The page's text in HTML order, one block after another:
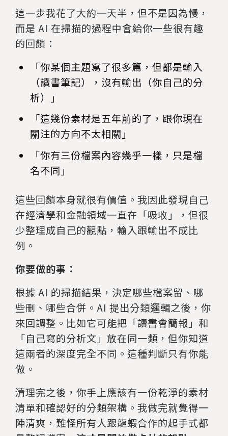
這一步我花了大約一天半，但不是因為慢，
而是 AI 在掃描的過程中會給你一些很有趣
的回饋：
「你某個主題寫了很多篇，但都是輸入
（讀書筆記），沒有輸出（你自己的分
析）」
「這幾份素材是五年前的了，跟你現在
關注的方向不太相關」
「你有三份檔案內容幾乎一樣，只是檔
名不同」
這些回饋本身就很有價值。我因此發現自己
在經濟學和金融領域一直在「吸收」，但很
少整理成自己的觀點，輸入跟輸出不成比
例。
你要做的事：
根據 AI 的掃描結果，決定哪些檔案留、哪
些刪、哪些合併。AI 提出分類邏輯之後，你
來回調整。比如它可能把「讀書會簡報」和
「自己寫的分析文」放在同一類，但你知道
這兩者的深度完全不同。這種判斷只有你能
做。
清理完之後，你手上應該有一份乾淨的素材
清單和確認好的分類架構。我做完就覺得一
陣清爽，難怪所有人跟龍蝦合作的起手式都